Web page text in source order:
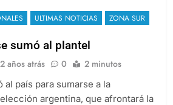
ULTIMAS NOTICIAS ZONA SUR
sumó al plantel
2 años atrás 0 2 minutos
al país para sumarse a la
argentina, que afrontará la